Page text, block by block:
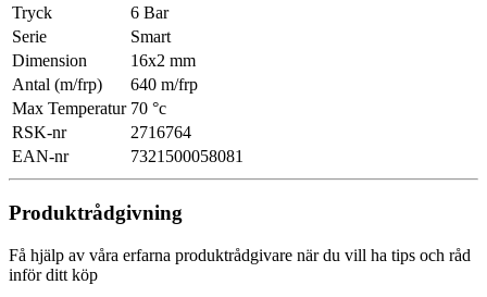
Tryck
6 Bar
Serie
Smart
Dimension
16x2 mm
Antal (m/frp)
640 m/frp
Max Temperatur 70 °c
RSK-nr
2716764
EAN-nr
7321500058081
Produktrådgivning
Få hjälp av våra erfarna produktrådgivare när du vill ha tips och råd
inför ditt köp